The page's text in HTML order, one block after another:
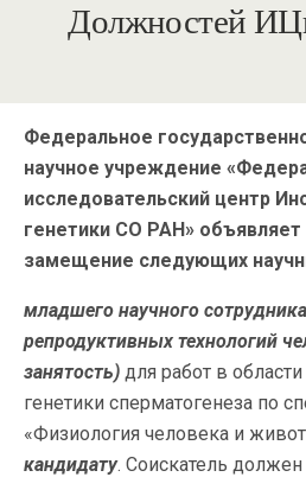
Должностей
Федеральное
научное учреждение
исследовательский центр
генетики СО РАН» объявляет
замещение следующих
младшего научного
репродуктивных технологий
занятость) для работ в
генетики сперматогенеза по
«Физиология человека и
кандидату. Соискатель